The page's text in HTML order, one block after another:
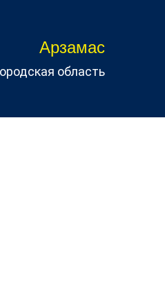
Арзамас
область